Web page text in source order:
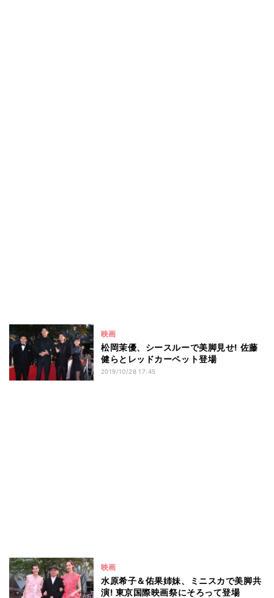
映画
松岡茉優、シースルーで美脚見せ! 佐藤
健らとレッドカーペット登場
2019/10/28 17:45
映画
水原希子＆佑果姉妹、ミニスカで美脚共
演! 東京国際映画祭にそろって登場